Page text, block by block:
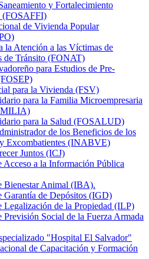
y Fortalecimiento
(FOSAFFI)
de Vivienda Popular
la Atención a las Víctimas de
de Tránsito (FONAT)
para Estudios de Pre-
para la Vivienda (FSV)
para la Familia Microempresaria
para la Salud (FOSALUD)
de los Beneficios de los
Excombatientes (INABVE)
Juntos (ICJ)
Acceso a la Información Pública
Bienestar Animal (IBA).
Garantía de Depósitos (IGD)
Legalización de la Propiedad (ILP)
Previsión Social de la Fuerza Armada
"Hospital El Salvador"
de Capacitación y Formación